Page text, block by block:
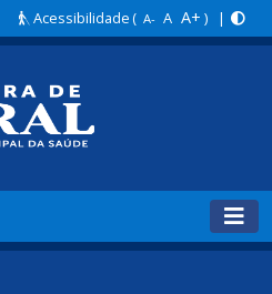
Acessibilidade( A- A A+ ) |